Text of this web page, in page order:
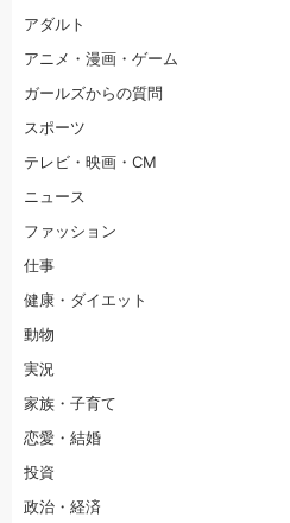
アダルト
アニメ・漫画・ゲーム
ガールズからの質問
スポーツ
テレビ・映画・CM
ニュース
ファッション
仕事
健康・ダイエット
動物
実況
家族・子育て
恋愛・結婚
投資
政治・経済